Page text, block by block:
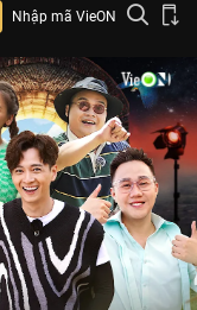
Nhập mã VieON